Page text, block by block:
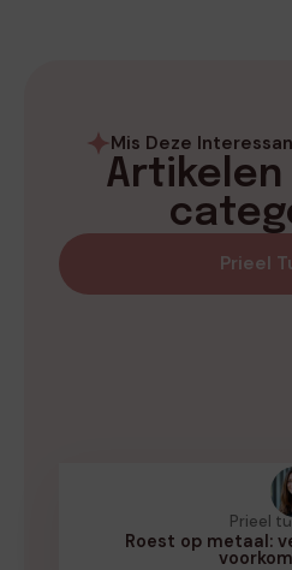
Mis Deze
Artikelen
Prieel
Prieel
Roest op metaal: